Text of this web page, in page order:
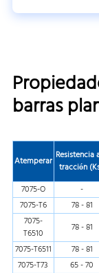
barras
Atemperar Resistencia
tracción
7075-O
-
7075-T6
78 - 81
7075-
T6510
78 - 81
7075-T6511
78 - 81
7075-T73
65 - 70